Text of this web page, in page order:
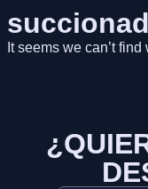
It seems we can’t